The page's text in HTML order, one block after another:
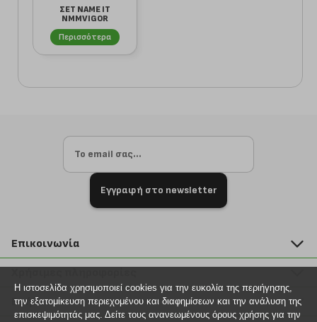
ΣΕΤ NAME IT
NMMVIGOR
13241583 SHARK
ΚΙΤΡΙΝΟ/Σ...
Περισσότερα
Εγγραφή στο newsletter
Επικοινωνία
211 2000 700
info@plus4u.gr
Η εταιρία
Σημεία παραλαβής
Βοήθεια
Η ιστοσελίδα χρησιμοποιεί cookies για την ευκολία της περιήγησης,
την εξατομίκευση περιεχομένου και διαφημίσεων και την ανάλυση της
επισκεψιμότητάς μας. Δείτε τους ανανεωμένους όρους χρήσης για την